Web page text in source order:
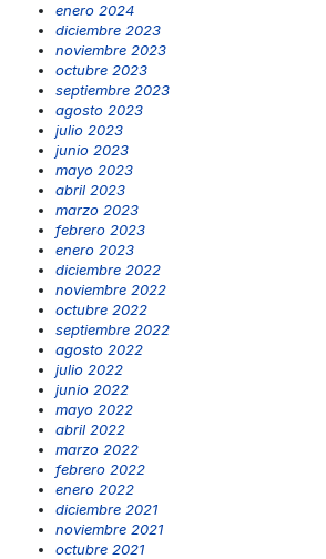
enero 2024
diciembre 2023
noviembre 2023
octubre 2023
septiembre 2023
agosto 2023
julio 2023
junio 2023
mayo 2023
abril 2023
marzo 2023
febrero 2023
enero 2023
diciembre 2022
noviembre 2022
octubre 2022
septiembre 2022
agosto 2022
julio 2022
junio 2022
mayo 2022
abril 2022
marzo 2022
febrero 2022
enero 2022
diciembre 2021
noviembre 2021
octubre 2021